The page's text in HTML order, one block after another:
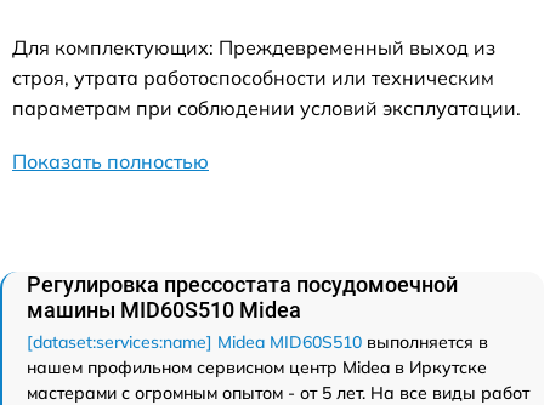
Для комплектующих: Преждевременный выход из
строя, утрата работоспособности или техническим
параметрам при соблюдении условий эксплуатации.
Показать полностью
Регулировка прессостата посудомоечной
машины MID60S510 Midea
[dataset:services:name] Midea MID60S510 выполняется в
нашем профильном сервисном центр Midea в Иркутске
мастерами с огромным опытом - от 5 лет. На все виды работ